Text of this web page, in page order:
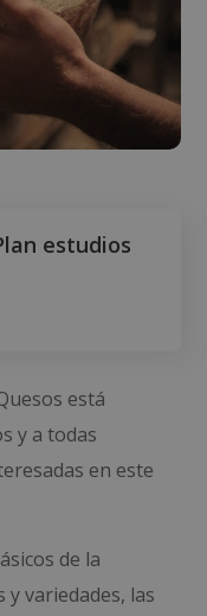
estudios
está
y a todas
en este
de la
variedades, las